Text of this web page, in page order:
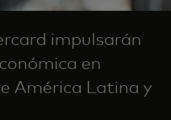
impulsarán
en
América Latina y